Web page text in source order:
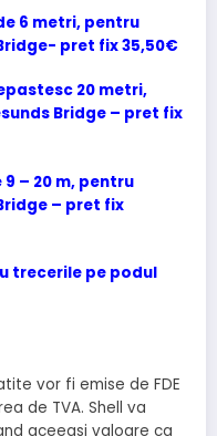
6 metri, pentru
pret fix 35,50€
20 metri,
Bridge – pret fix
– 20 m, pentru
– pret fix
trecerile pe podul
vor fi emise de FDE
de TVA. Shell va
aceeasi valoare ca